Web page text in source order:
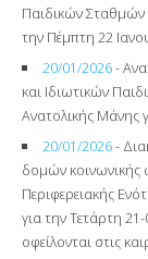
Παιδικών Σταθμών
την Πέμπτη 22
20/01/2026-
και Ιδιωτικών
Ανατολικής Μάνης
20/01/2026-
δομών κοινωνικής
Περιφερειακής
για την Τετάρτη
οφείλονται στις